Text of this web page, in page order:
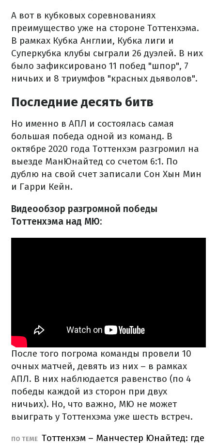
А вот в кубковых соревнованиях
преимущество уже на стороне Тоттенхэма.
В рамках Кубка Англии, Кубка лиги и
Суперкубка клубы сыграли 26 дуэлей. В них
было зафиксировано 11 побед "шпор", 7
ничьих и 8 триумфов "красных дьяволов".
Последние десять битв
Но именно в АПЛ и состоялась самая
большая победа одной из команд. В
октябре 2020 года Тоттенхэм разгромил на
выезде МанЮнайтед со счетом 6:1. По
дублю на свой счет записали Сон Хын Мин
и Гарри Кейн.
Видеообзор разгромной победы
Тоттенхэма над МЮ:
После того погрома команды провели 10
очных матчей, девять из них – в рамках
АПЛ. В них наблюдается равенство (по 4
победы каждой из сторон при двух
ничьих). Но, что важно, МЮ не может
выиграть у Тоттенхэма уже шесть встреч.
ПО ТЕМЕ Тоттенхэм – Манчестер Юнайтед: где